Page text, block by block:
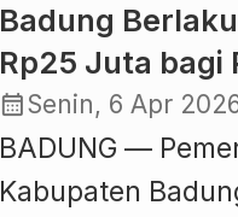
Anak Agung
Aryawan, ST,
Pemerintah Kota
bersikap tegas
menjadikan izin
Badung
Rp25 Juta bagi
Sampah
Pengawasan
Sumber
calendar_monthSenin, 6 Apr
BADUNG —
Kabupaten